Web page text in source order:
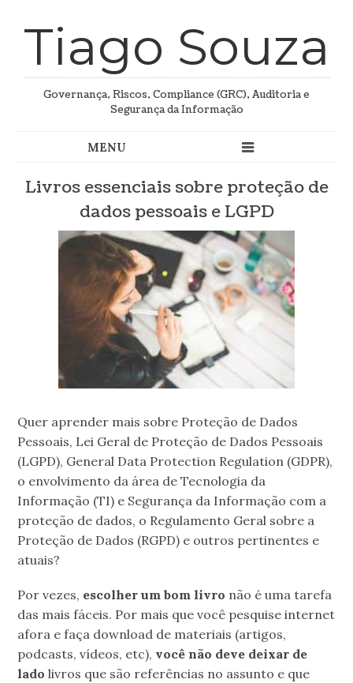
Tiago Souza
Governança, Riscos, Compliance (GRC), Auditoria e
Segurança da Informação
Livros essenciais sobre proteção de
dados pessoais e LGPD
Quer aprender mais sobre Proteção de Dados
Pessoais, Lei Geral de Proteção de Dados Pessoais
(LGPD), General Data Protection Regulation (GDPR),
o envolvimento da área de Tecnologia da
Informação (TI) e Segurança da Informação com a
proteção de dados, o Regulamento Geral sobre a
Proteção de Dados (RGPD) e outros pertinentes e
atuais?
Por vezes, escolher um bom livro não é uma tarefa
das mais fáceis. Por mais que você pesquise internet
afora e faça download de materiais (artigos,
podcasts, vídeos, etc), você não deve deixar de
lado livros que são referências no assunto e que